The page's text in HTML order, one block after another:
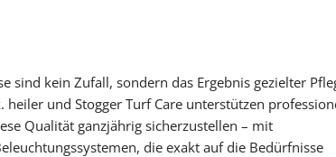
sind kein Zufall, sondern das Ergebnis gezielter
heiler und Stogger Turf Care unterstützen
Qualität ganzjährig sicherzustellen – mit
die exakt auf die Bedürfnisse